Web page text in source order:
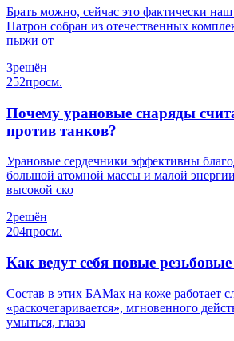
Брать можно, сейчас это фактически
Патрон собран из отечественных
пыжи от
3решён
252просм.
Почему урановые снаряды
против танков?
Урановые сердечники эффективны
большой атомной массы и малой
высокой ско
2решён
204просм.
Как ведут себя новые
Состав в этих БАМах на коже работает
«раскочегаривается», мгновенного
умыться, глаза